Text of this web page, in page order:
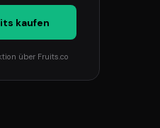
kaufen
über Fruits.co